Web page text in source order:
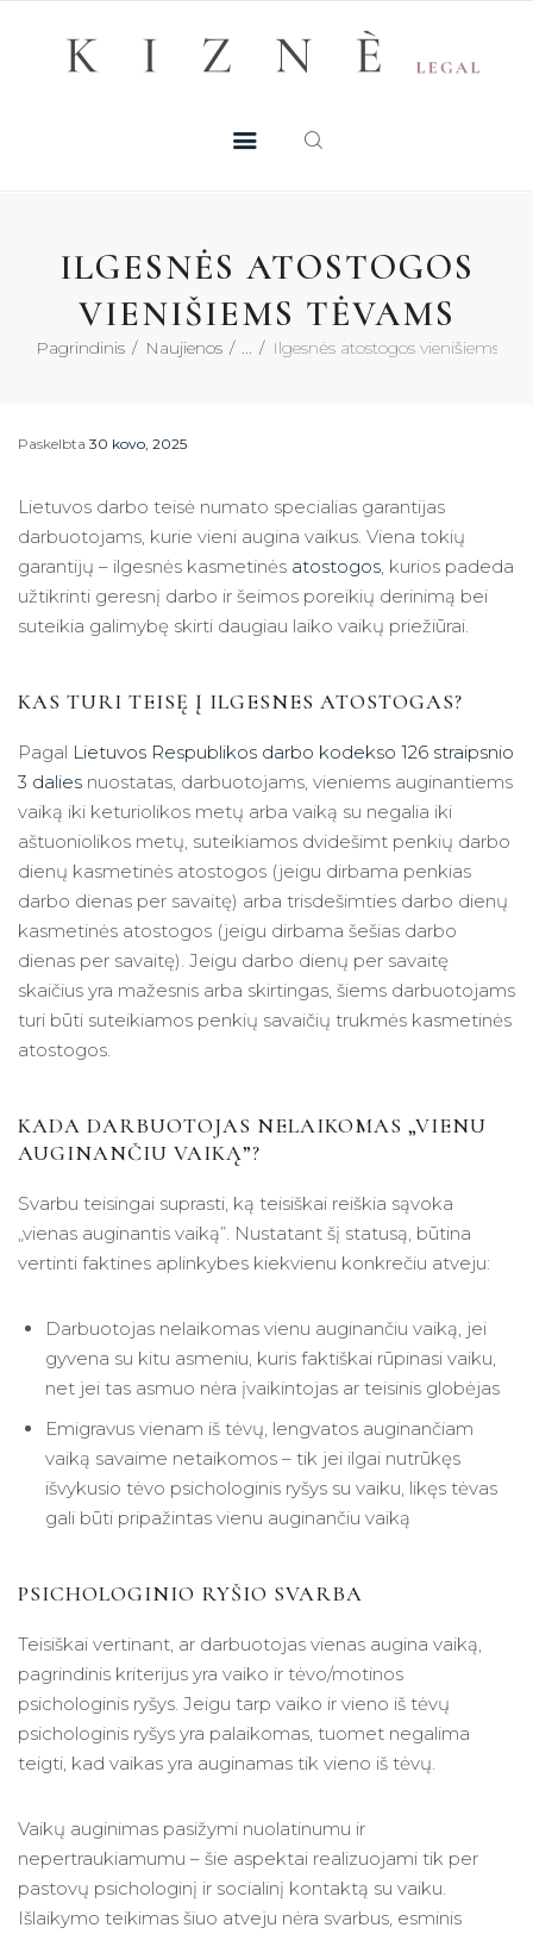
ILGESNĖS ATOSTOGOS
VIENIŠIEMS TĖVAMS
Pagrindinis Naujienos Ilgesnės atostogos vienišiems
MŪSŲ TALENTAI
KONTAKTAI
Paskelbta 30 kovo, 2025
Lietuvos darbo teisė numato specialias garantijas
darbuotojams, kurie vieni augina vaikus. Viena tokių
garantijų – ilgesnės kasmetinės atostogos, kurios padeda
užtikrinti geresnį darbo ir šeimos poreikių derinimą bei
suteikia galimybę skirti daugiau laiko vaikų priežiūrai.
KAS TURI TEISĘ Į ILGESNES ATOSTOGAS?
Pagal Lietuvos Respublikos darbo kodekso 126 straipsnio
3 dalies nuostatas, darbuotojams, vieniems auginantiems
vaiką iki keturiolikos metų arba vaiką su negalia iki
aštuoniolikos metų, suteikiamos dvidešimt penkių darbo
dienų kasmetinės atostogos (jeigu dirbama penkias
darbo dienas per savaitę) arba trisdešimties darbo dienų
kasmetinės atostogos (jeigu dirbama šešias darbo
dienas per savaitę). Jeigu darbo dienų per savaitę
skaičius yra mažesnis arba skirtingas, šiems darbuotojams
turi būti suteikiamos penkių savaičių trukmės kasmetinės
atostogos.
KADA DARBUOTOJAS NELAIKOMAS „VIENU
AUGINANČIU VAIKĄ”?
Svarbu teisingai suprasti, ką teisiškai reiškia sąvoka
„vienas auginantis vaiką”. Nustatant šį statusą, būtina
vertinti faktines aplinkybes kiekvienu konkrečiu atveju:
Darbuotojas nelaikomas vienu auginančiu vaiką, jei
gyvena su kitu asmeniu, kuris faktiškai rūpinasi vaiku,
net jei tas asmuo nėra įvaikintojas ar teisinis globėjas
Emigravus vienam iš tėvų, lengvatos auginančiam
vaiką savaime netaikomos – tik jei ilgai nutrūkęs
išvykusio tėvo psichologinis ryšys su vaiku, likęs tėvas
gali būti pripažintas vienu auginančiu vaiką
PSICHOLOGINIO RYŠIO SVARBA
Teisiškai vertinant, ar darbuotojas vienas augina vaiką,
pagrindinis kriterijus yra vaiko ir tėvo/motinos
psichologinis ryšys. Jeigu tarp vaiko ir vieno iš tėvų
psichologinis ryšys yra palaikomas, tuomet negalima
teigti, kad vaikas yra auginamas tik vieno iš tėvų.
Vaikų auginimas pasižymi nuolatinumu ir
nepertraukiamumu – šie aspektai realizuojami tik per
pastovų psichologinį ir socialinį kontaktą su vaiku.
Išlaikymo teikimas šiuo atveju nėra svarbus, esminis
Registruotis konsultacijai